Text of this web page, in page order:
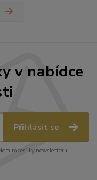
v nabídce
Přihlásit se
rozesílky newsletteru.